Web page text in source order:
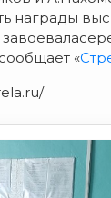
награды
«